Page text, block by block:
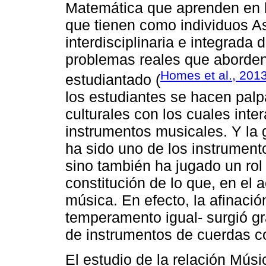
Matemática que aprenden
que tienen como individuos
interdisciplinaria e integrada
problemas reales que
estudiantado (Homes et al.,
los estudiantes se hacen
culturales con los cuales
instrumentos musicales. Y la
ha sido uno de los
sino también ha jugado un
constitución de lo que, en el
música. En efecto, la
temperamento igual- surgió
de instrumentos de cuerdas
El estudio de la relación